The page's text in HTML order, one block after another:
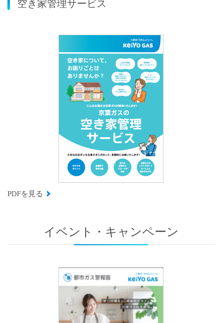
空き家管理サービス
PDFを見る
イベント・キャンペーン